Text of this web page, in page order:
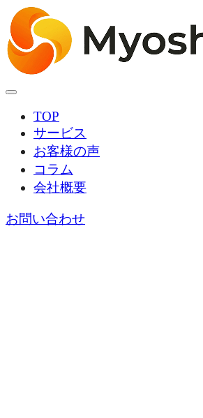
TOP
サービス
お客様の声
コラム
会社概要
お問い合わせ